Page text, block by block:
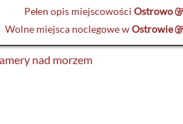
Pełen opis miejscowości Ostrowo
Wolne miejsca noclegowe wOstrowie
nad morzem